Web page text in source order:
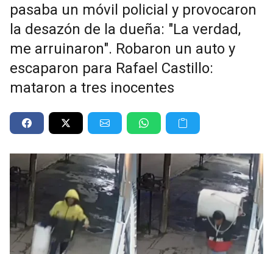
pasaba un móvil policial y provocaron
la desazón de la dueña: "La verdad,
me arruinaron". Robaron un auto y
escaparon para Rafael Castillo:
mataron a tres inocentes